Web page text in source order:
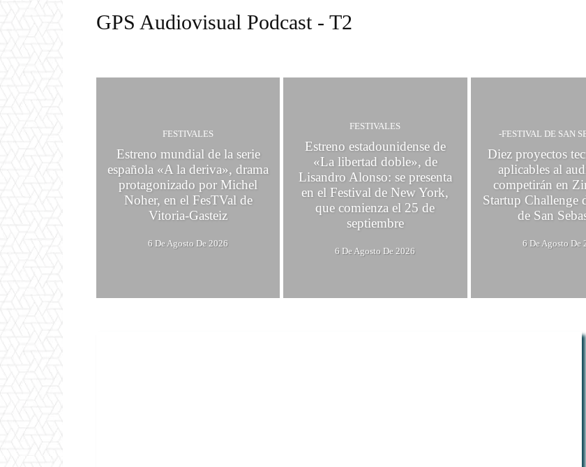
GPS Audiovisual Podcast - T2
FESTIVALES
Estreno mundial de la serie
española «A la deriva», drama
protagonizado por Michel
Noher, en el FesTVal de
Vitoria-Gasteiz
6 De Agosto De 2026
FESTIVALES
Estreno estadounidense de
«La libertad doble», de
Lisandro Alonso: se presenta
en el Festival de New York,
que comienza el 25 de
septiembre
6 De Agosto De 2026
-FESTIVAL DE SAN
Diez proyectos
aplicables al
competirán en
Startup Challenge
de San
6 De Agosto De